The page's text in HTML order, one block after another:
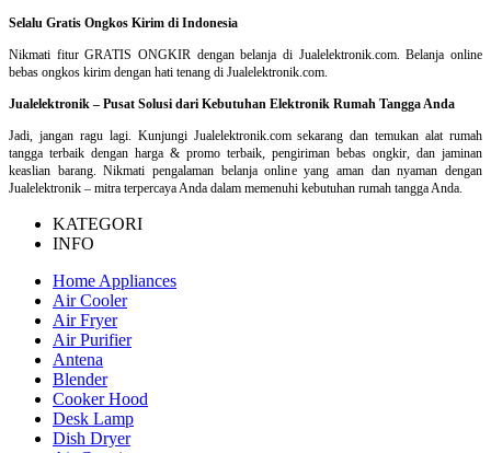
Selalu Gratis Ongkos Kirim di Indonesia
Nikmati fitur GRATIS ONGKIR dengan belanja di Jualelektronik.com. Belanja online
bebas ongkos kirim dengan hati tenang di Jualelektronik.com.
Jualelektronik – Pusat Solusi dari Kebutuhan Elektronik Rumah Tangga Anda
Jadi, jangan ragu lagi. Kunjungi Jualelektronik.com sekarang dan temukan alat rumah
tangga terbaik dengan harga & promo terbaik, pengiriman bebas ongkir, dan jaminan
keaslian barang. Nikmati pengalaman belanja online yang aman dan nyaman dengan
Jualelektronik – mitra terpercaya Anda dalam memenuhi kebutuhan rumah tangga Anda.
KATEGORI
INFO
Home Appliances
Air Cooler
Air Fryer
Air Purifier
Antena
Blender
Cooker Hood
Desk Lamp
Dish Dryer